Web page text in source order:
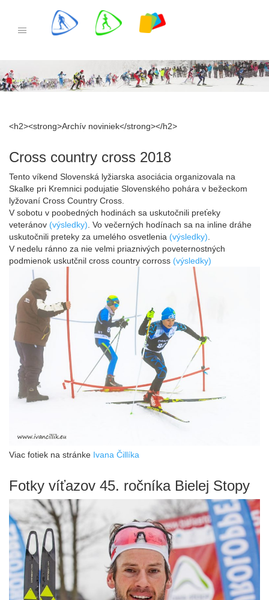
content
<h2><strong>Archív noviniek</strong></h2>
Cross country cross 2018
Tento víkend Slovenská lyžiarska asociácia organizovala na
Skalke pri Kremnici podujatie Slovenského pohára v bežeckom
lyžovaní Cross Country Cross.
V sobotu v poobedných hodinách sa uskutočnili preťeky
veteránov (výsledky) . Vo večerných hodínach sa na inline dráhe
uskutočnili preteky za umelého osvetlenia (výsledky)
V nedelu ránno za nie velmi priaznivých poveternostných
podmienok uskutčnil cross country corross (výsledky)
Viac fotiek na stránke Ivana Čillíka
Fotky víťazov 45. ročníka Bielej Stopy
PRETEKY
ŠTARTOVÁ LISTINA
INFORMÁCIE
EUROLOPPET PAS
HISTÓRIA
BLOG
2% DANÍ
WEBKAMERY
KLUBOVÁ STRÁNKA
TRATE
GALÉRIA